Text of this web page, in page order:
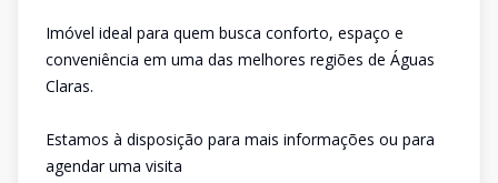
Imóvel ideal para quem busca conforto, espaço e
conveniência em uma das melhores regiões de Águas
Claras.
Estamos à disposição para mais informações ou para
agendar uma visita